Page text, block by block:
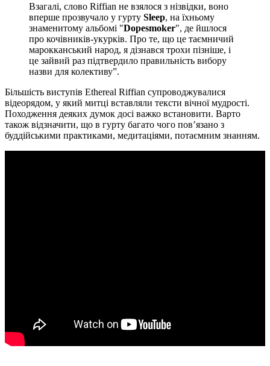
Взагалі, слово Riffian не взялося з нізвідки, воно
вперше прозвучало у гурту Sleep, на їхньому
знаменитому альбомі "Dopesmoker", де йшлося
про кочівників-укурків. Про те, що це таємничий
марокканський народ, я дізнався трохи пізніше, і
це зайвий раз підтвердило правильність вибору
назви для колективу”.
Більшість виступів Ethereal Riffian супроводжувалися
відеорядом, у який митці вставляли тексти вічної мудрості.
Походження деяких думок досі важко встановити. Варто
також відзначити, що в гурту багато чого пов’язано з
буддійськими практиками, медитаціями, потаємним знанням.